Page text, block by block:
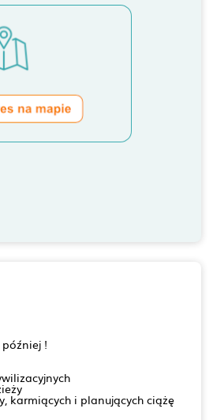
!
karmiących i planujących ciążę